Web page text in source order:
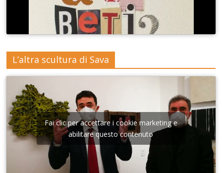
L’altra scultura di Sava
Fai clic per accettare i cookie marketing e
abilitare questo contenuto